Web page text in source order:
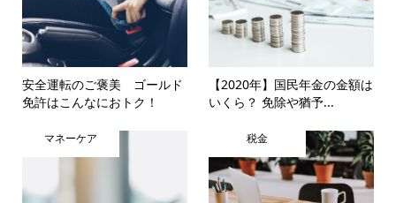
安全運転のご褒美 ゴールド
免許はこんなにおトク！
【2020年】国民年金の金額は
いくら？ 免除や猶予...
マネーケア 税金